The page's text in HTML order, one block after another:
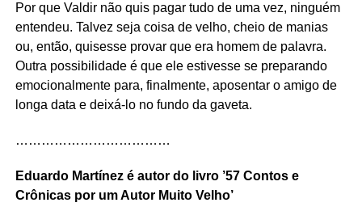
Por que Valdir não quis pagar tudo de uma vez, ninguém
entendeu. Talvez seja coisa de velho, cheio de manias
ou, então, quisesse provar que era homem de palavra.
Outra possibilidade é que ele estivesse se preparando
emocionalmente para, finalmente, aposentar o amigo de
longa data e deixá-lo no fundo da gaveta.
………………………………
Eduardo Martínez é autor do livro ’57 Contos e
Crônicas por um Autor Muito Velho’